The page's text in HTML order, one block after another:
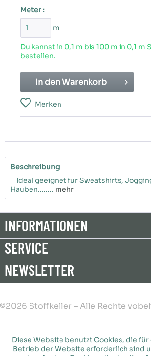
Meter :
m
Du kannst in 0,1 m bis 100 m in 0,1 m
bestellen.
In den Warenkorb
Merken
Beschreibung
Ideal geeignet für Sweatshirts,
Hauben........ mehr
INFORMATIONEN
SERVICE
NEWSLETTER
©2026 Stoffkeller – Alle Rechte
Diese Website benutzt Cookies, die
Betrieb der Website erforderlich sind